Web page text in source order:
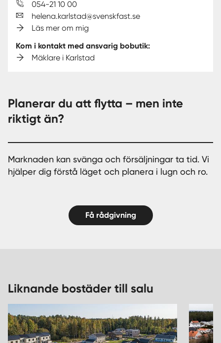
054-21 10 00
helena.karlstad@svenskfast.se
Läs mer om mig
Kom i kontakt med ansvarig bobutik:
Mäklare i Karlstad
Planerar du att flytta – men inte
riktigt än?
Marknaden kan svänga och försäljningar ta tid. Vi
hjälper dig förstå läget och planera i lugn och ro.
Få rådgivning
Liknande bostäder till salu